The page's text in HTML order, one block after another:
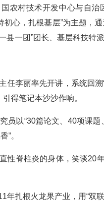
村技术开发中心与自治
初心，扎根基层”为主题
县一团”团长、基层科技
丽率先开讲，系统回溯“
得笔记本沙沙作响。
以“30篇论文、40项课题
”。
脊柱炎的身体，笑谈20年
根火龙果产业，用“双联